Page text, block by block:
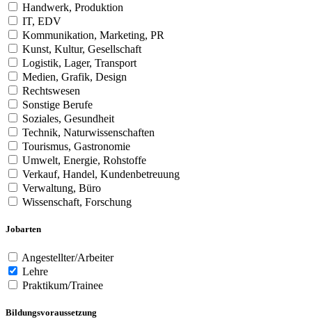
Handwerk, Produktion
IT, EDV
Kommunikation, Marketing, PR
Kunst, Kultur, Gesellschaft
Logistik, Lager, Transport
Medien, Grafik, Design
Rechtswesen
Sonstige Berufe
Soziales, Gesundheit
Technik, Naturwissenschaften
Tourismus, Gastronomie
Umwelt, Energie, Rohstoffe
Verkauf, Handel, Kundenbetreuung
Verwaltung, Büro
Wissenschaft, Forschung
Jobarten
Angestellter/Arbeiter
Lehre
Praktikum/Trainee
Bildungsvoraussetzung